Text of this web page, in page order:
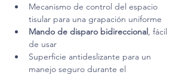
Mecanismo de control del espacio
tisular para una grapación uniforme
Mando de disparo bidireccional, fácil
de usar
Superficie antideslizante para un
manejo seguro durante el